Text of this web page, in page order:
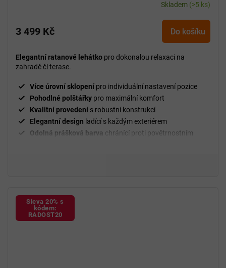
Skladem (>5 ks)
3 499 Kč Do košíku
Elegantní ratanové lehátko pro dokonalou relaxaci na
zahradě či terase.
Více úrovní sklopení pro individuální nastavení pozice
Pohodlné polštářky pro maximální komfort
Kvalitní provedení s robustní konstrukcí
Elegantní design ladící s každým exteriérem
Odolná prášková barva chránící proti povětrnostním
Sleva 20% s
kódem:
RADOST20